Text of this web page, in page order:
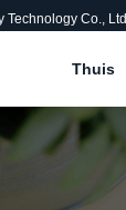
Technology Co., Ltd
Thuis